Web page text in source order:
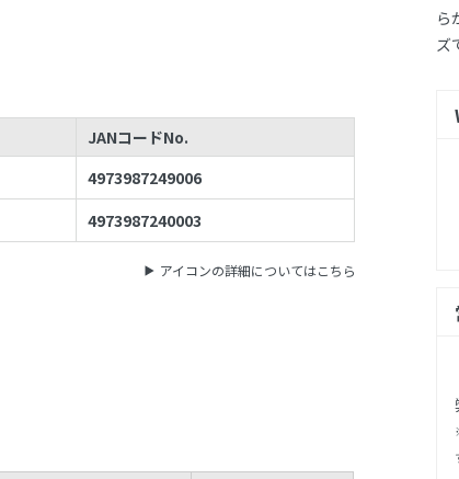
JANコードNo.
4973987249006
4973987240003
アイコンの詳細についてはこちら
ら
ズ